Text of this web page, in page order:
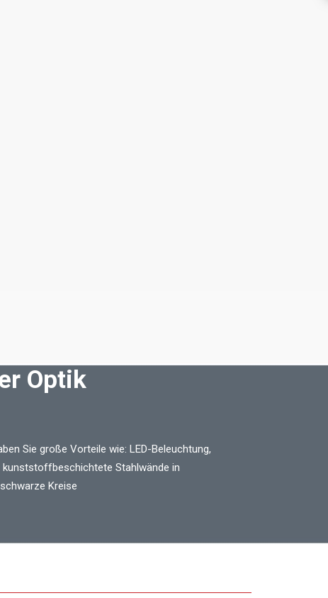
Optik
Sie große Vorteile wie: LED-Beleuchtung,
kunststoffbeschichtete Stahlwände in
Kreise